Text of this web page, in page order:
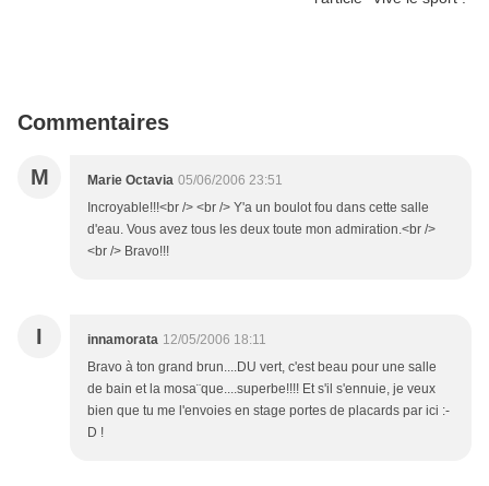
Commentaires
M Marie Octavia 05/06/2006 23:51
Incroyable!!!<br /> <br /> Y'a un boulot fou dans cette salle
d'eau. Vous avez tous les deux toute mon admiration.<br />
<br /> Bravo!!!
I innamorata 12/05/2006 18:11
Bravo à ton grand brun....DU vert, c'est beau pour une salle
de bain et la mosa¨que....superbe!!!! Et s'il s'ennuie, je veux
bien que tu me l'envoies en stage portes de placards par ici :-
D !